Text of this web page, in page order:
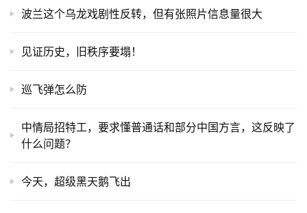
波兰这个乌龙戏剧性反转，但有张照片信息量很大
见证历史，旧秩序要塌！
巡飞弹怎么防
中情局招特工，要求懂普通话和部分中国方言，这反映了
什么问题？
今天，超级黑天鹅飞出